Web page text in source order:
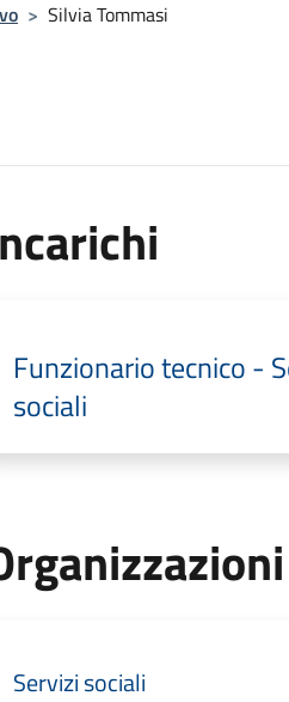
> Silvia Tommasi
Funzionario tecnico -
sociali
Servizi sociali